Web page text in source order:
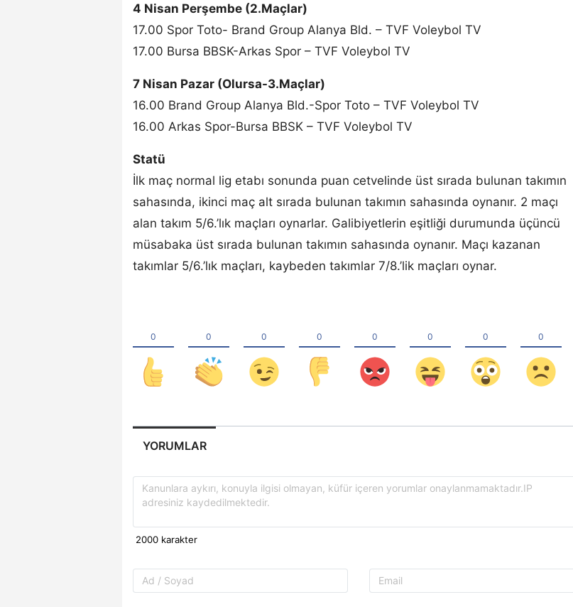
4 Nisan Perşembe (2.Maçlar)
17.00 Spor Toto- Brand Group Alanya Bld. – TVF Voleybol TV
17.00 Bursa BBSK-Arkas Spor – TVF Voleybol TV
7 Nisan Pazar (Olursa-3.Maçlar)
16.00 Brand Group Alanya Bld.-Spor Toto – TVF Voleybol TV
16.00 Arkas Spor-Bursa BBSK – TVF Voleybol TV
Statü
İlk maç normal lig etabı sonunda puan cetvelinde üst sırada bulunan takımın
sahasında, ikinci maç alt sırada bulunan takımın sahasında oynanır. 2 maçı
alan takım 5/6.’lık maçları oynarlar. Galibiyetlerin eşitliği durumunda üçüncü
müsabaka üst sırada bulunan takımın sahasında oynanır. Maçı kazanan
takımlar 5/6.’lık maçları, kaybeden takımlar 7/8.’lik maçları oynar.
YORUMLAR